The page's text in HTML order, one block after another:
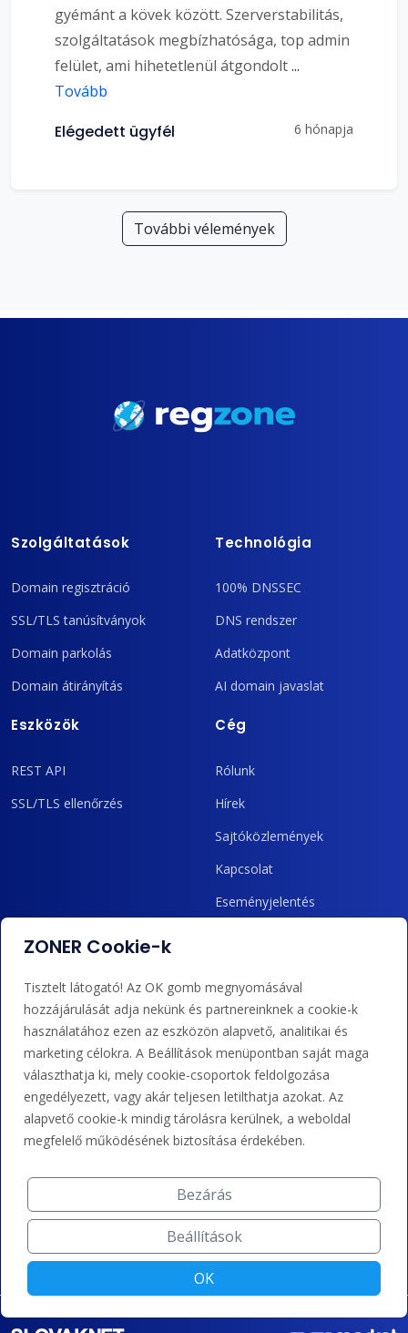
gyémánt a kövek között. Szerverstabilitás,
szolgáltatások megbízhatósága, top admin
felület, ami hihetetlenül átgondolt...
Tovább
Elégedett ügyfél 6 hónapja
További vélemények
Szolgáltatások
Domain regisztráció
SSL/TLS tanúsítványok
Domain parkolás
Domain átirányítás
Technológia
100% DNSSEC
DNS rendszer
Adatközpont
AI domain javaslat
Eszközök
REST API
SSL/TLS ellenőrzés
Cég
Rólunk
Hírek
Sajtóközlemények
Kapcsolat
Eseményjelentés
Adminisztráció
Bejelentkezés Súgó
Támogatás
+36 202 343 883
admin@zoner.hu
Elfogadunk kártyás fizetést, Google/Apple Pay-t, banki
átutalást és kreditet.
ZONER Cookie-k
Tisztelt látogató! Az OK gomb megnyomásával
hozzájárulását adja nekünk és partnereinknek a cookie-k
használatához ezen az eszközön alapvető, analitikai és
marketing célokra. A Beállítások menüpontban saját maga
választhatja ki, mely cookie-csoportok feldolgozása
engedélyezett, vagy akár teljesen letilthatja azokat. Az
alapvető cookie-k mindig tárolásra kerülnek, a weboldal
megfelelő működésének biztosítása érdekében.
Bezárás
Beállítások
OK